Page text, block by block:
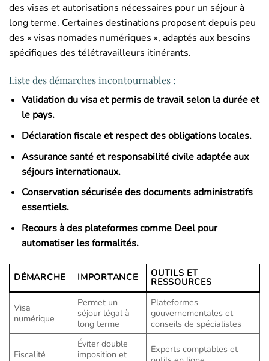
des visas et autorisations nécessaires pour un séjour à
long terme. Certaines destinations proposent depuis peu
des « visas nomades numériques », adaptés aux besoins
spécifiques des télétravailleurs itinérants.
Liste des démarches incontournables :
Validation du visa et permis de travail selon la durée et
le pays.
Déclaration fiscale et respect des obligations locales.
Assurance santé et responsabilité civile adaptée aux
séjours internationaux.
Conservation sécurisée des documents administratifs
essentiels.
Recours à des plateformes comme Deel pour
automatiser les formalités.
DÉMARCHE IMPORTANCE OUTILS ET
RESSOURCES
Visa
numérique
Permet un
séjour légal à
long terme
Plateformes
gouvernementales et
conseils de spécialistes
Fiscalité
Éviter double
imposition et
Experts comptables et